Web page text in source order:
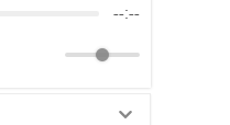
--:--